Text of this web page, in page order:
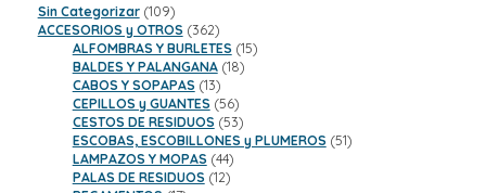
Sin Categorizar 109109
productos
ACCESORIOS y OTROS 362362
productos
ALFOMBRAS Y BURLETES 1515
BALDES Y PALANGANA 1818
CABOS Y SOPAPAS 1313
productos
CEPILLOS y GUANTES 5656
productos
CESTOS DE RESIDUOS 5353
productos
ESCOBAS, ESCOBILLONES y PLUMEROS 5151
LAMPAZOS Y MOPAS 4444
productos
PALAS DE RESIDUOS 1212